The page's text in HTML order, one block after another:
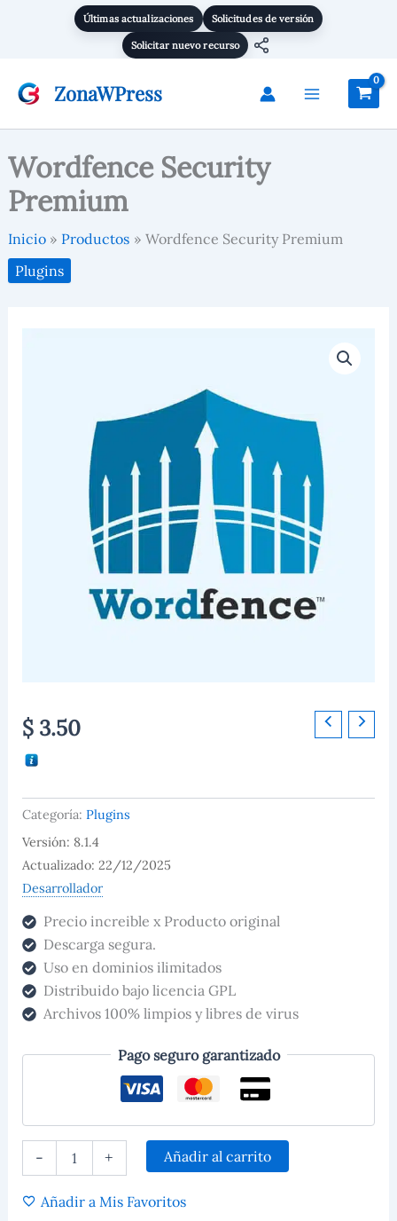
Últimas actualizaciones Solicitudes de versión
Solicitar nuevo recurso
ZonaWPress
Wordfence Security
Premium
Inicio Productos
Wordfence Security Premium
Plugins
$3.50
Categoría: Plugins
Versión: 8.1.4
Actualizado: 22/12/2025
Desarrollador
Precio increible x Producto original
Descarga segura.
Uso en dominios ilimitados
Distribuido bajo licencia GPL
Archivos 100% limpios y libres de virus
Pago seguro garantizado
-
Wordfence
Security
Premium
cantidad
+ Añadir al carrito
Añadir a Mis Favoritos